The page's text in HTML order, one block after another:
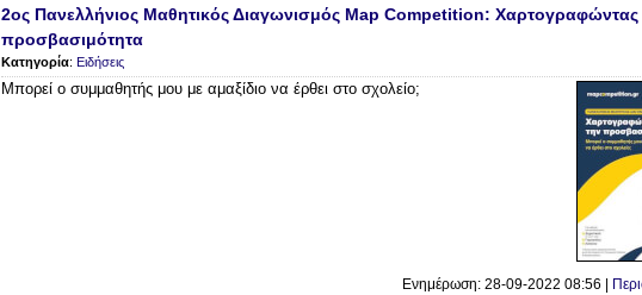
2oς Πανελλήνιος Μαθητικός Διαγωνισμός Map Competition: Χαρτογραφώντας
προσβασιμότητα
Κατηγορία: Ειδήσεις
Μπορεί ο συμμαθητής μου με αμαξίδιο να έρθει στο σχολείο;
Ενημέρωση: 28-09-2022 08:56 |